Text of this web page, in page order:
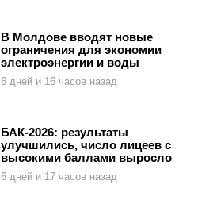
В Молдове вводят новые
ограничения для экономии
электроэнергии и воды
6 дней и 16 часов назад
БАК-2026: результаты
улучшились, число лицеев с
высокими баллами выросло
6 дней и 17 часов назад